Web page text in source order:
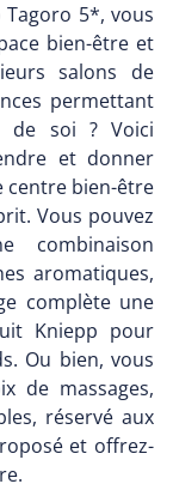
5*, vous
bien-être et
salons de
permettant
de soi ? Voici
et donner
centre bien-être
Vous pouvez
aromatiques,
complète une
Kniepp pour
Ou bien, vous
de massages,
réservé aux
et offrez-